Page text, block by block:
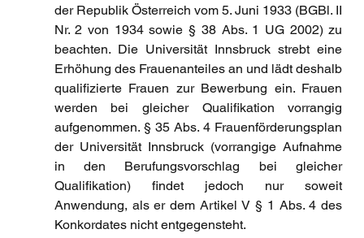
der Republik Österreich vom 5. Juni 1933 (BGBl. II
Nr. 2 von 1934 sowie § 38 Abs. 1 UG 2002) zu
beachten. Die Universität Innsbruck strebt eine
Erhöhung des Frauenanteiles an und lädt deshalb
qualifizierte Frauen zur Bewerbung ein. Frauen
werden bei gleicher Qualifikation vorrangig
aufgenommen. § 35 Abs. 4 Frauenförderungsplan
der Universität Innsbruck (vorrangige Aufnahme
in den Berufungsvorschlag bei gleicher
Qualifikation) findet jedoch nur soweit
Anwendung, als er dem Artikel V § 1 Abs. 4 des
Konkordates nicht entgegensteht.